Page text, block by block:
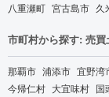
八重瀬町 宮古島市 久
市町村から探す: 売買
那覇市 浦添市 宜野湾
今帰仁村 大宜味村 国